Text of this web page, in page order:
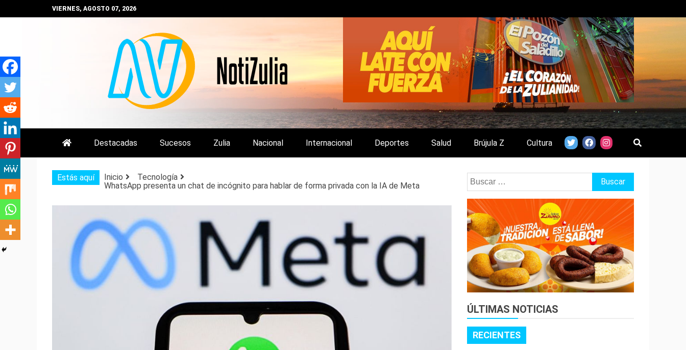
al
VIERNES, AGOSTO 07, 2026
NOTIZULIA
NOTICIAS DEL ZULIA, VENEZUELA Y DE INTERÉS GENERAL.
Destacadas Sucesos Zulia Nacional Internacional Deportes Salud Brújula Z Cultura
Estás aquí Inicio
Tecnología
WhatsApp presenta un chat de incógnito para hablar de forma privada con la IA de Meta
Buscar:
ÚLTIMAS NOTICIAS
RECIENTES